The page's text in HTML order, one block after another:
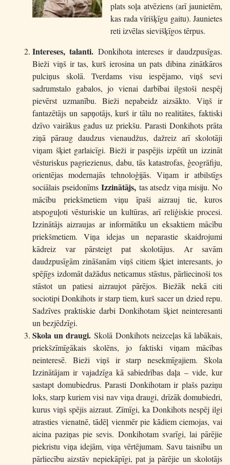
plats soļa atvēziens (arī jaunietēm,
kas rada vīrišķīgu gaitu). Jaunietes
reti izvēlas sievišķīgos tērpus.
Intereses, talanti.Donkihota intereses ir daudzpusīgas.
Bieži viņš ir tas, kurš ierosina un pats dibina zinātkāros
pulciņus skolā. Tverdams visu iespējamo, viņš sevi
sadrumstalo gabalos, jo vienai darbībai ilgstoši nespēj
pievērst uzmanību. Bieži nepabeidz aizsākto. Viņš ir
fantazētājs un sapņotājs, kurš ir tālu no realitātes, faktiski
dzīvo vairākus gadus uz priekšu. Parasti Donkihots prāta
ziņā pāraug daudzus vienaudžus, dažreiz arī skolotāji
viņam šķiet garlaicīgi. Bieži ir paspējis izpētīt un izzināt
vēsturiskus pagriezienus, dabu, tās katastrofas, ģeogrāfiju,
orientējas modernajās tehnoloģijās. Viņam ir atbilstīgs
sociālais pseidonīmsIzzinātājs, tas atsedz viņa misiju. No
mācību priekšmetiem viņu īpaši aizrauj tie, kuros
atspoguļoti vēsturiskie un kultūras, arī reliģiskie procesi.
Izzinātājs aizraujas ar informātiku un eksaktiem mācību
priekšmetiem. Viņa idejas un neparastie skaidrojumi
kādreiz var pārsteigt pat skolotājus. Ar savām
daudzpusīgām zināšanām viņš citiem šķiet interesants, jo
spējīgs izdomāt dažādus neticamus stāstus, pārliecinoši tos
stāstot un patiesi aizraujot pārējos. Biežāk nekā citi
sociotipi Donkihots ir starp tiem, kurš sacer un dzied repu.
Sadzīves praktiskie darbi Donkihotam šķiet neinteresanti
un bezjēdzīgi.
Skola un draugi. Skolā Donkihots neizceļas kā labākais,
priekšzīmīgākais skolēns, jo faktiski viņam mācības
neinteresē. Bieži viņš ir starp nesekmīgajiem. Skola
Izzinātājam ir vajadzīga kā sabiedrības daļa – vide, kur
sastapt domubiedrus. Parasti Donkihotam ir plašs paziņu
loks, starp kuriem visi nav viņa draugi, drīzāk domubiedri,
kurus viņš spējis aizraut. Zīmīgi, ka Donkihots nespēj ilgi
atrasties vienatnē, tādēļ vienmēr pie kādiem ciemojas, vai
aicina paziņas pie sevis. Donkihotam svarīgi, lai pārējie
piekristu viņa idejām, viņa vērtējumam. Savu taisnību un
pārliecību aizstāv nepiekāpīgi, pat ja pārējie un skolotājs